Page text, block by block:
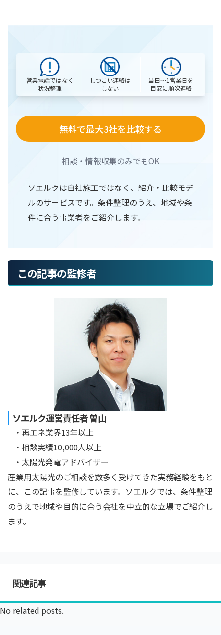
営業電話ではなく
状況整理
しつこい連絡は
しない
当日〜1営業日を
目安に順次連絡
無料で最大3社を比較する
相談・情報収集のみでもOK
ソエルクは自社施工ではなく、紹介・比較モデ
ルのサービスです。条件整理のうえ、地域や条
件に合う事業者をご紹介します。
この記事の監修者
ソエルク運営責任者 曽山
・再エネ業界13年以上
・相談実績10,000人以上
・太陽光発電アドバイザー
産業用太陽光のご相談を数多く受けてきた実務経験をもと
に、この記事を監修しています。ソエルクでは、条件整理
のうえで地域や目的に合う会社を中立的な立場でご紹介し
ます。
関連記事
No related posts.